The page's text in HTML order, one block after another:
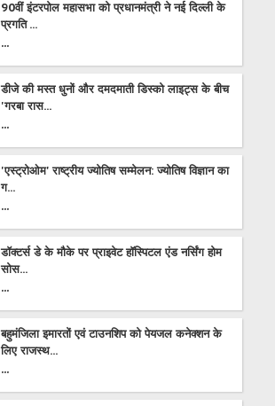
90वीं इंटरपोल महासभा को प्रधानमंत्री ने नई दिल्ली के
प्रगति ...
...
डीजे की मस्त धुनों और दमदमाती डिस्को लाइट्स के बीच
'गरबा रास...
...
'एस्ट्रोओम' राष्ट्रीय ज्योतिष सम्मेलन: ज्योतिष विज्ञान का
ग...
...
डॉक्टर्स डे के मौके पर प्राइवेट हॉस्पिटल एंड नर्सिंग होम
सोस...
...
बहुमंजिला इमारतों एवं टाउनशिप को पेयजल कनेक्शन के
लिए राजस्थ...
...